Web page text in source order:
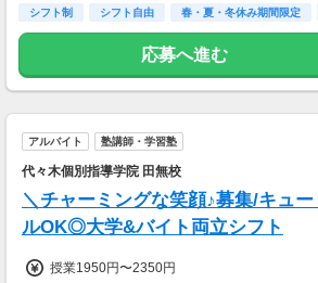
※日給はお仕事内容により異なります
案件・回数によって、収入は自由自在です☆彡
あなたに合った働き方でOK(^^)
――――――――――――
スマホで24時間365日いつでも申請OK⇒即振
み♪
申請後、"数分"でご指定の口座にスグ振込まれ
シフト制
シフト自由 春・夏・冬休み期間限定
応募へ進む
アルバイト 塾講師・学習塾
代々木個別指導学院 田無校
＼チャーミングな笑顔♪募集/キュ
ルOK◎大学&バイト両立シフト
授業1950円〜2350円